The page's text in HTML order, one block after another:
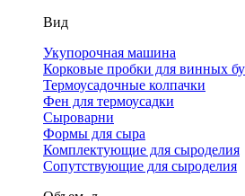
Вид
Укупорочная машина
Корковые пробки для винных
Термоусадочные колпачки
Фен для термоусадки
Сыроварни
Формы для сыра
Комплектующие для сыроделия
Сопутствующие для сыроделия